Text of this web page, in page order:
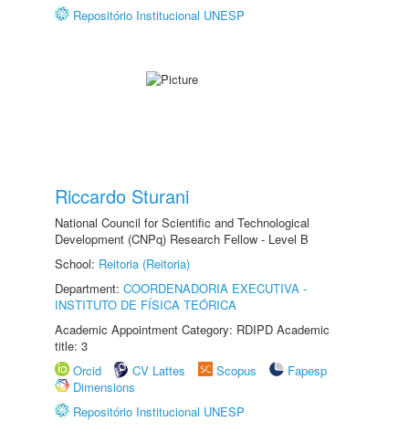
Repositório Institucional UNESP
Riccardo Sturani
National Council for Scientific and Technological
Development (CNPq) Research Fellow - Level B
School: Reitoria (Reitoria)
Department: COORDENADORIA EXECUTIVA -
INSTITUTO DE FÍSICA TEÓRICA
Academic Appointment Category: RDIPD Academic
title: 3
Orcid
CV Lattes Scopus
Fapesp
Dimensions
Repositório Institucional UNESP